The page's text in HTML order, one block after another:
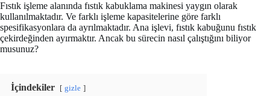
Fıstık işleme alanında fıstık kabuklama makinesi yaygın olarak
kullanılmaktadır. Ve farklı işleme kapasitelerine göre farklı
spesifikasyonlara da ayrılmaktadır. Ana işlevi, fıstık kabuğunu fıstık
çekirdeğinden ayırmaktır. Ancak bu sürecin nasıl çalıştığını biliyor
musunuz?
İçindekiler gizle